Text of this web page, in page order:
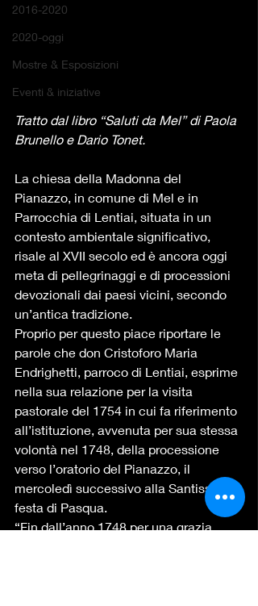
2016-2020
2020-oggi
Mostre & Esposizioni
Eventi & iniziative
Tratto dal libro “Saluti da Mel” di Paola
Brunello e Dario Tonet.
La chiesa della Madonna del
Pianazzo, in comune di Mel e in
Parrocchia di Lentiai, situata in un
contesto ambientale significativo,
risale al XVII secolo ed è ancora oggi
meta di pellegrinaggi e di processioni
devozionali dai paesi vicini, secondo
un’antica tradizione.
Proprio per questo piace riportare le
parole che don Cristoforo Maria
Endrighetti, parroco di Lentiai, esprime
nella sua relazione per la visita
pastorale del 1754 in cui fa riferimento
all’istituzione, avvenuta per sua stessa
volontà nel 1748, della processione
verso l’oratorio del Pianazzo, il
mercoledì successivo alla Santissima
festa di Pasqua.
“Fin dall’anno 1748 per una grazia